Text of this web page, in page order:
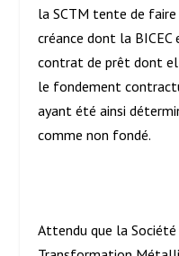
la SCTM tente de
créance dont la
contrat de prêt dont
le fondement
ayant été ainsi
comme non fondé.
Attendu que la Société